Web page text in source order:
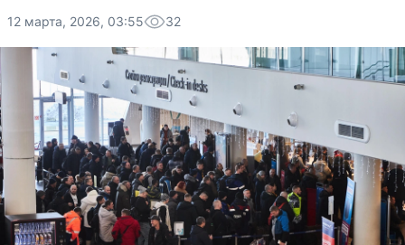
12 марта, 2026, 03:55 32